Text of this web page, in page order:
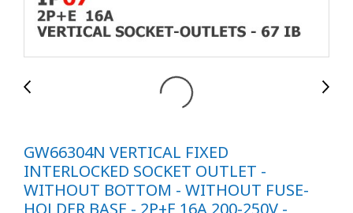
GW66304N VERTICAL FIXED
INTERLOCKED SOCKET OUTLET -
WITHOUT BOTTOM - WITHOUT FUSE-